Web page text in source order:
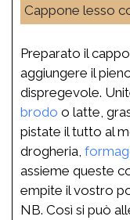
Cappone lesso
Preparato il
aggiungere il
dispregevole.
brodo o latte,
pistate il tutto al
drogheria,
assieme queste
empite il vostro
NB. Così si può